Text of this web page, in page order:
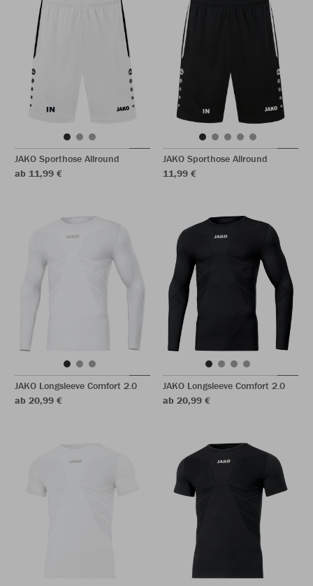
JAKO Sporthose Allround
ab 11,99 €
JAKO Sporthose Allround
11,99 €
JAKO Longsleeve Comfort 2.0
ab 20,99 €
JAKO Longsleeve Comfort 2.0
ab 20,99 €